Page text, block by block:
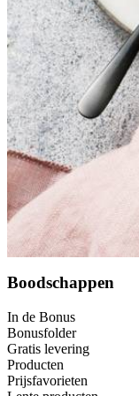
Boodschappen
In de Bonus
Bonusfolder
Gratis levering
Producten
Prijsfavorieten